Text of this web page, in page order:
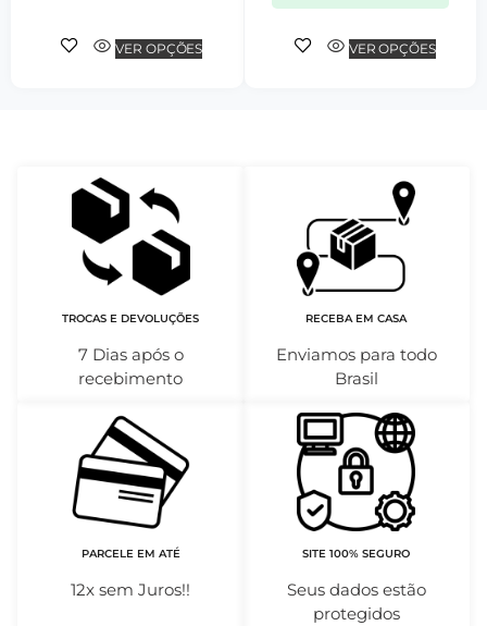
VER OPÇÕES VER OPÇÕES
TROCAS E DEVOLUÇÕES
7 Dias após o
recebimento
RECEBA EM CASA
Enviamos para todo
Brasil
PARCELE EM ATÉ
12x sem Juros!!
SITE 100% SEGURO
Seus dados estão
protegidos